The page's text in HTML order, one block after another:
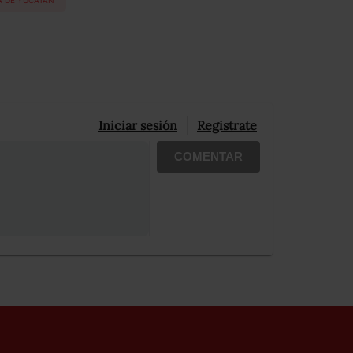
Iniciar sesión Registrate
COMENTAR